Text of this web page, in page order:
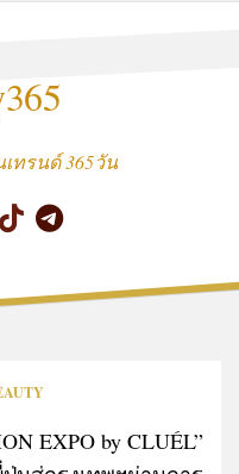
ทรนด์ 365วัน
EXPO by CLUÉL”